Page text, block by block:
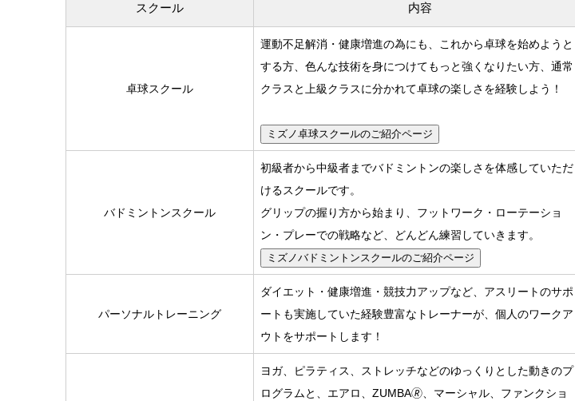
スクール 内容
卓球スクール
運動不足解消・健康増進の為にも、これから卓球を始めようと
する方、色んな技術を身につけてもっと強くなりたい方、通常
クラスと上級クラスに分かれて卓球の楽しさを経験しよう！
ミズノ卓球スクールのご紹介ページ
バドミントンスクール
初級者から中級者までバドミントンの楽しさを体感していただ
けるスクールです。
グリップの握り方から始まり、フットワーク・ローテーショ
ン・プレーでの戦略など、どんどん練習していきます。
ミズノバドミントンスクールのご紹介ページ
パーソナルトレーニング
ダイエット・健康増進・競技力アップなど、アスリートのサポ
ートも実施していた経験豊富なトレーナーが、個人のワークア
ウトをサポートします！
ヨガ、ピラティス、ストレッチなどのゆっくりとした動きのプ
ログラムと、エアロ、ZUMBA🄬、マーシャル、ファンクショ